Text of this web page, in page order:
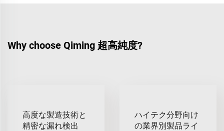
Why choose Qiming 超高純度?
高度な製造技術と
精密な漏れ検出
ハイテク分野向け
の業界別製品ライ